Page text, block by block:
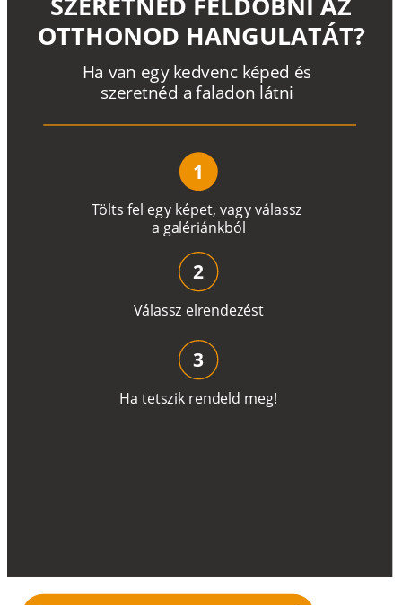
Tölts fel egy képet, vagyválassz
a galériánkból
Ha van egy kedvenc képed és
szeretnéd a faladon látni
OTTHONOD HANGULATÁT?
1
Válassz elrendezést
2
Ha tetszik rendeld meg!
3